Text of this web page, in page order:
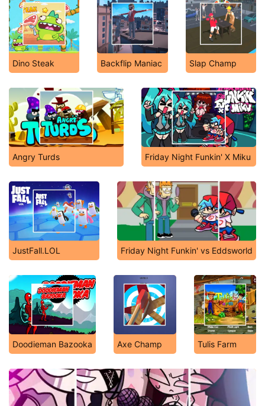
Dino Steak Backflip Maniac Slap Champ
Angry Turds Friday Night Funkin' X Miku
JustFall.LOL Friday Night Funkin' vs Eddsworld
Doodieman Bazooka Axe Champ Tulis Farm